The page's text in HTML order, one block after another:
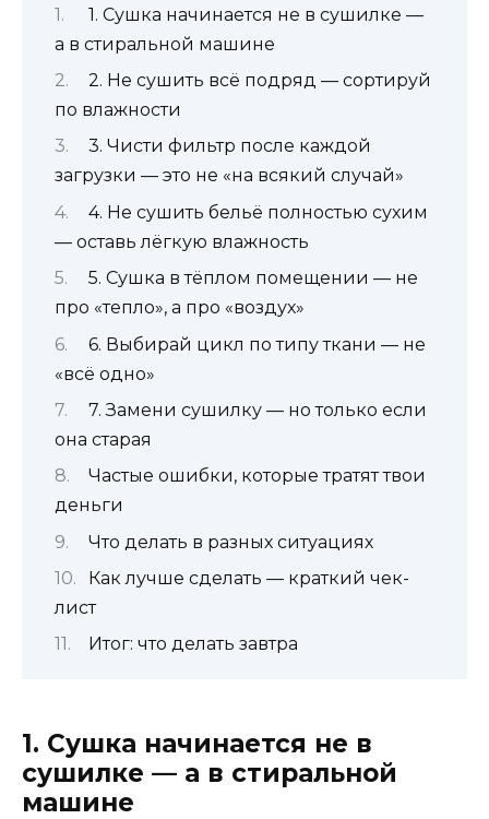
1. Сушка начинается не в сушилке —
а в стиральной машине
2. Не сушить всё подряд — сортируй
по влажности
3. Чисти фильтр после каждой
загрузки — это не «на всякий случай»
4. Не сушить бельё полностью сухим
— оставь лёгкую влажность
5. Сушка в тёплом помещении — не
про «тепло», а про «воздух»
6. Выбирай цикл по типу ткани — не
«всё одно»
7. Замени сушилку — но только если
она старая
Частые ошибки, которые тратят твои
деньги
Что делать в разных ситуациях
Как лучше сделать — краткий чек-
лист
Итог: что делать завтра
1. Сушка начинается не в
сушилке — а в стиральной
машине